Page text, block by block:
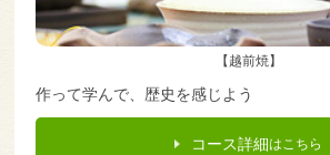
【越前焼】
作って学んで、歴史を感じよう
コース詳細はこちら